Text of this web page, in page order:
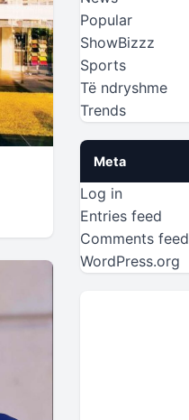
Popular
ShowBizzz
Sports
Të ndryshme
Trends
Meta
Log in
Entries feed
Comments feed
WordPress.org